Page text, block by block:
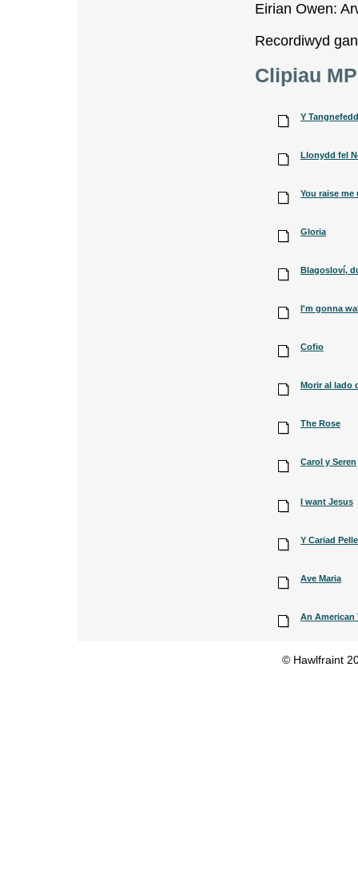
Eirian Owen:
Recordiwyd
Clipiau
Y
Llonydd fel
You raise me
Gloria
Blagosloví,
I'm gonna
Cofio
Morir al lado
The Rose
Carol y Seren
I want Jesus
Y Cariad
Ave Maria
An American
© Hawlfraint